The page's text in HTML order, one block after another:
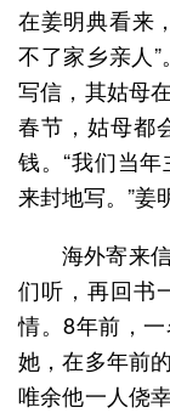
在姜明典看来
不了家乡亲人
写信，其姑母
春节，姑母都
钱。“我们当
来封地写。”姜
海外寄来
们听，再回书
情。8年前，
她，在多年前
唯余他一人侥